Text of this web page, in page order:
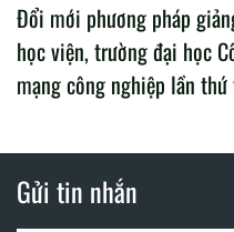
Đổi mới phương pháp
học viện, trường đại học
mạng công nghiệp lần
Gửi tin nhắn